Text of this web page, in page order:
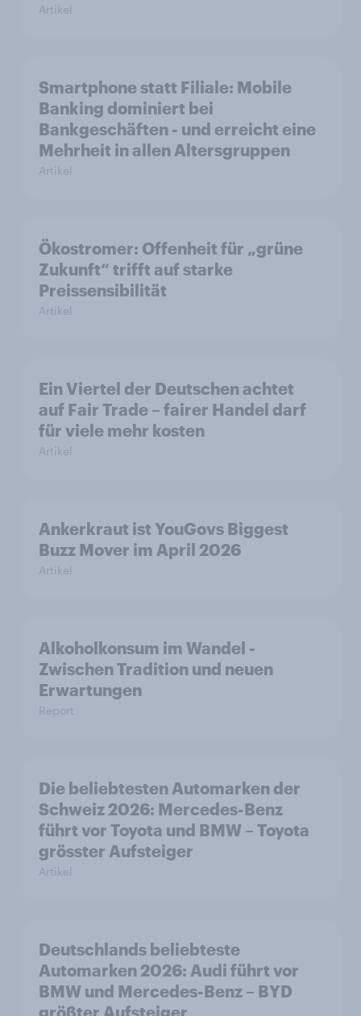
Artikel
Smartphone statt Filiale: Mobile
Banking dominiert bei
Bankgeschäften - und erreicht eine
Mehrheit in allen Altersgruppen
Artikel
Ökostromer: Offenheit für „grüne
Zukunft“ trifft auf starke
Preissensibilität
Artikel
Ein Viertel der Deutschen achtet
auf Fair Trade – fairer Handel darf
für viele mehr kosten
Artikel
Ankerkraut ist YouGovs Biggest
Buzz Mover im April 2026
Artikel
Alkoholkonsum im Wandel​ -
Zwischen Tradition und neuen
Erwartungen
Report
Die beliebtesten Automarken der
Schweiz 2026: Mercedes-Benz
führt vor Toyota und BMW – Toyota
grösster Aufsteiger
Artikel
Deutschlands beliebteste
Automarken 2026: Audi führt vor
BMW und Mercedes-Benz – BYD